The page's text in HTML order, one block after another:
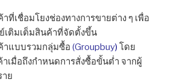
ที่เชื่อมโยงช่องทางการขายต่าง ๆ เพื่อ
เติมเต็มสินค้าที่จัดตั้งขึ้น
าแบบรวมกลุ่มซื้อ (Groupbuy) โดย
เมื่อถึงกำหนดการสั่งซื้อขั้นต่ำ จากผู้
ย